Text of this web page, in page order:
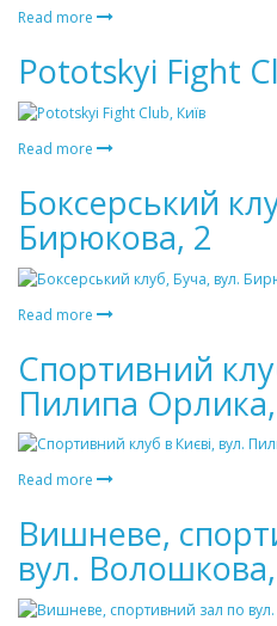
Read more
Pototskyi Fight
Read more
Боксерський
Бирюкова, 2
Read more
Спортивний
Пилипа
Read more
Вишневе,
вул.